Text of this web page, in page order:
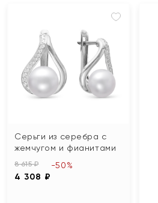
Серьги из серебра с
жемчугом и фианитами
8 615 ₽
4 308 ₽
-50%